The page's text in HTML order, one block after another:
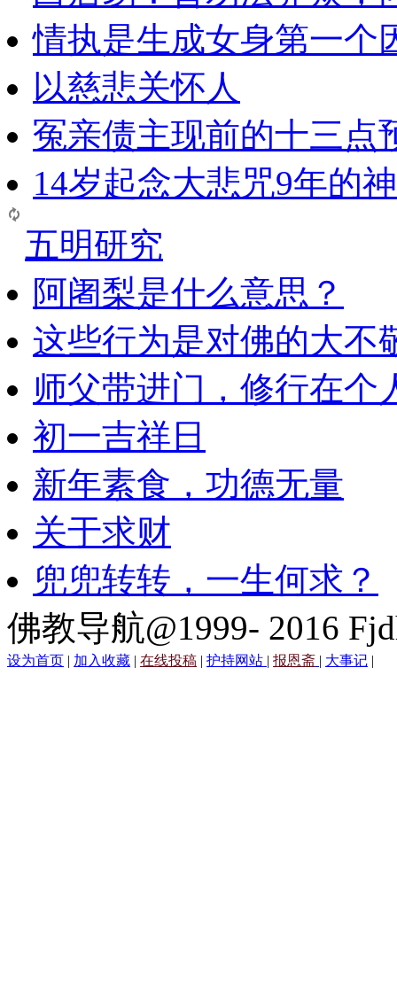
情执是生成女身第一个
以慈悲关怀人
冤亲债主现前的十三点
14岁起念大悲咒9年的
五明研究
阿阇梨是什么意思？
这些行为是对佛的大不
师父带进门，修行在个
初一吉祥日
新年素食，功德无量
关于求财
兜兜转转，一生何求？
佛教导航@1999- 2016
设为首页 | 加入收藏 | 在线投稿 | 护持网站 | 报恩斋 | 大事记 |